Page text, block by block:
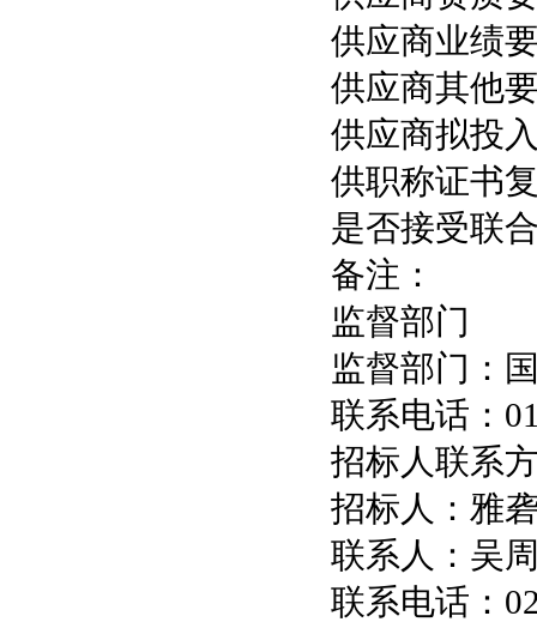
供应商业绩
供应商其他
供应商拟投
供职称证书
是否接受联
备注：
监督部门
监督部门：
联系电话：
招标人联系
招标人：雅
联系人：吴
联系电话：